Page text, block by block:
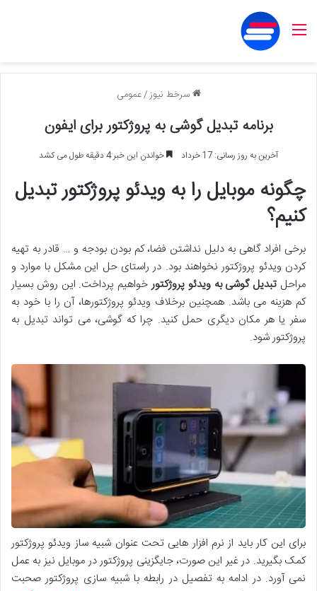
منو
سرخط نیوز/عمومی
برنامه تبدیل گوشی به پروژکتور برای ایفون
آخرین به روز رسانی: 17 خرداد خواندن این خبر 4 دقیقه طول می کشد
چگونه موبایل را به ویدئو پروژکتور تبدیل
کنیم؟
برخی افراد گاهی به دلیل نداشتن فضا، کم بودن بودجه و … قادر به تهیه
کردن ویدئو پروژکتور نخواهند بود. در راستای حل این مشکل با موارد و
مراحل تبدیل گوشی به ویدئو پروژکتور خواهیم پرداخت. این روش بسیار
کم هزینه می باشد. همچنین برخلاف ویدئو پروژکتورها، آن را با خود به
سفر یا هر مکان دیگری حمل کنید. چرا که گوشی، می تواند تبدیل به
پروژکتور شود.
برای این کار باید از نرم افزار هایی تحت عنوان شبیه ساز ویدئو پروژکتور
کمک بگیرید. در غیر این صورت، جایگزینی پروژکتور در موبایل نیز به عمل
نمی آورد. در ادامه به تفصیل در رابطه با شبیه سازی پروژکتور صحبت